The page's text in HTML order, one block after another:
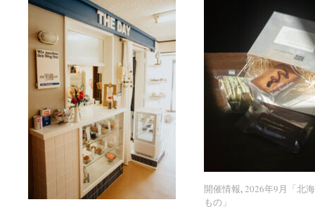
開催情報,2026年9月「北
もの」
開催情報 2026年9月「北
もの」